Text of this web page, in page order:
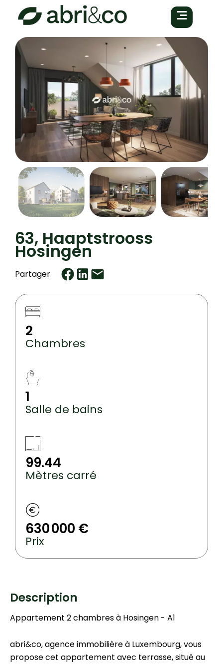
63, Haaptstrooss
Hosingen
Partager
2
Chambres
1
Salle de bains
99.44
Mètres carré
630 000 €
Prix
Description
Appartement 2 chambres à Hosingen - A1
abri&co, agence immobilière à Luxembourg, vous
propose cet appartement avec terrasse, situé au